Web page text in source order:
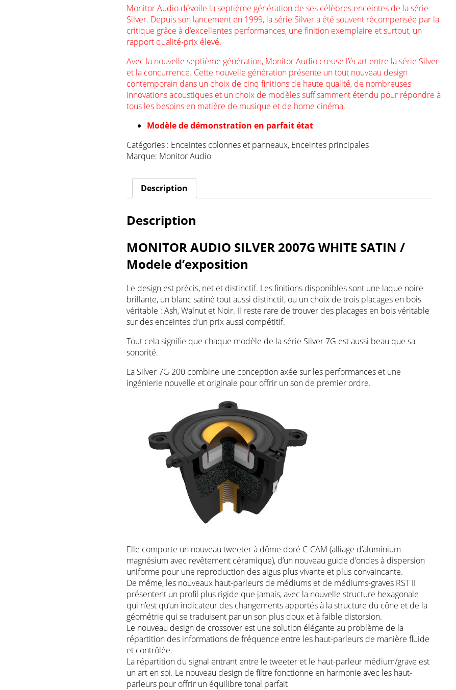
Monitor Audio dévoile la septième génération de ses célèbres enceintes de la série
Silver. Depuis son lancement en 1999, la série Silver a été souvent récompensée par la
critique grâce à d’excellentes performances, une finition exemplaire et surtout, un
rapport qualité-prix élevé.
Avec la nouvelle septième génération, Monitor Audio creuse l’écart entre la série Silver
et la concurrence. Cette nouvelle génération présente un tout nouveau design
contemporain dans un choix de cinq finitions de haute qualité, de nombreuses
innovations acoustiques et un choix de modèles suffisamment étendu pour répondre à
tous les besoins en matière de musique et de home cinéma.
Modèle de démonstration en parfait état
Catégories : Enceintes colonnes et panneaux, Enceintes principales
Marque: Monitor Audio
Description
Description
MONITOR AUDIO SILVER 2007G WHITE SATIN /
Modele d’exposition
Le design est précis, net et distinctif. Les finitions disponibles sont une laque noire
brillante, un blanc satiné tout aussi distinctif, ou un choix de trois placages en bois
véritable : Ash, Walnut et Noir. Il reste rare de trouver des placages en bois véritable
sur des enceintes d’un prix aussi compétitif.
Tout cela signifie que chaque modèle de la série Silver 7G est aussi beau que sa
sonorité.
La Silver 7G 200 combine une conception axée sur les performances et une
ingénierie nouvelle et originale pour offrir un son de premier ordre.
Elle comporte un nouveau tweeter à dôme doré C-CAM (alliage d’aluminium-
magnésium avec revêtement céramique), d’un nouveau guide d’ondes à dispersion
uniforme pour une reproduction des aigus plus vivante et plus convaincante.
De même, les nouveaux haut-parleurs de médiums et de médiums-graves RST II
présentent un profil plus rigide que jamais, avec la nouvelle structure hexagonale
qui n’est qu’un indicateur des changements apportés à la structure du cône et de la
géométrie qui se traduisent par un son plus doux et à faible distorsion.
Le nouveau design de crossover est une solution élégante au problème de la
répartition des informations de fréquence entre les haut-parleurs de manière fluide
et contrôlée.
La répartition du signal entrant entre le tweeter et le haut-parleur médium/grave est
un art en soi. Le nouveau design de filtre fonctionne en harmonie avec les haut-
parleurs pour offrir un équilibre tonal parfait